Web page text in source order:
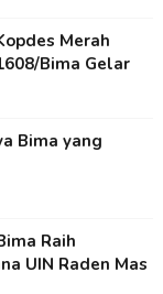
Merah
Bima Gelar
Bima yang
Raih
UIN Raden Mas